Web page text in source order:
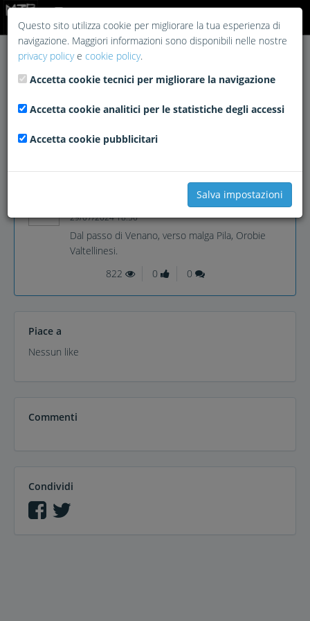
29/07/2024 18:50
Dal passo di Venano, verso malga Pila, Orobie
Valtellinesi.
822
0 0
Piace a
Nessun like
Commenti
Condividi
Questo sito utilizza cookie per migliorare la tua esperienza di
navigazione. Maggiori informazioni sono disponibili nelle nostre
privacy policye cookie policy.
Accetta cookie tecnici per migliorare la navigazione
Accetta cookie analitici per le statistiche degli accessi
Accetta cookie pubblicitari
Salva impostazioni